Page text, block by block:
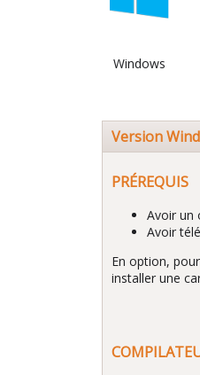
Windows
Version
PRÉREQUIS
Avoir un
Avoir
En option,
installer une